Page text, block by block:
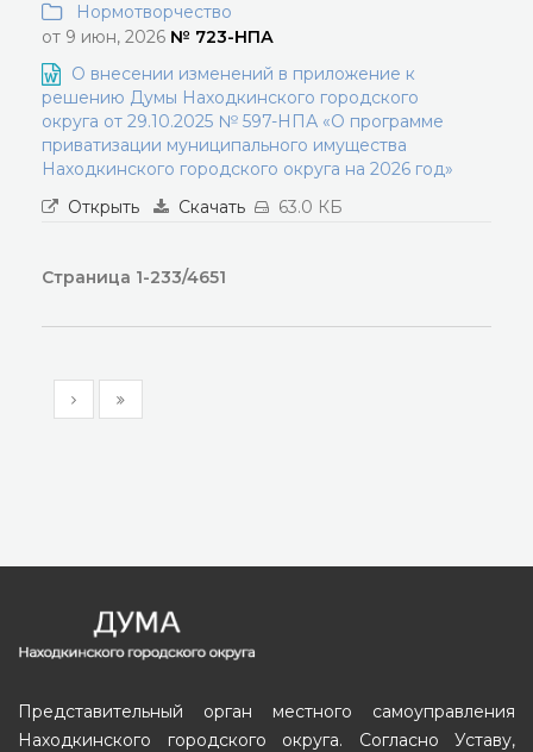
Нормотворчество
от 9 июн, 2026 № 723-НПА
О внесении изменений в приложение к
решению Думы Находкинского городского
округа от 29.10.2025 № 597-НПА «О программе
приватизации муниципального имущества
Находкинского городского округа на 2026 год»
Открыть
Скачать 63.0 КБ
Страница 1-233/4651
Представительный орган местного самоуправления
Находкинского городского округа. Согласно Уставу,